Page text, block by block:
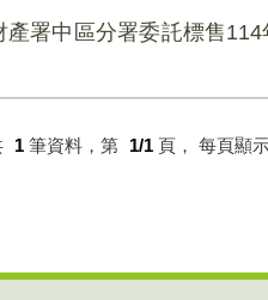
署中區分署委託標售
1 筆資料，第 1/1 頁， 每頁顯